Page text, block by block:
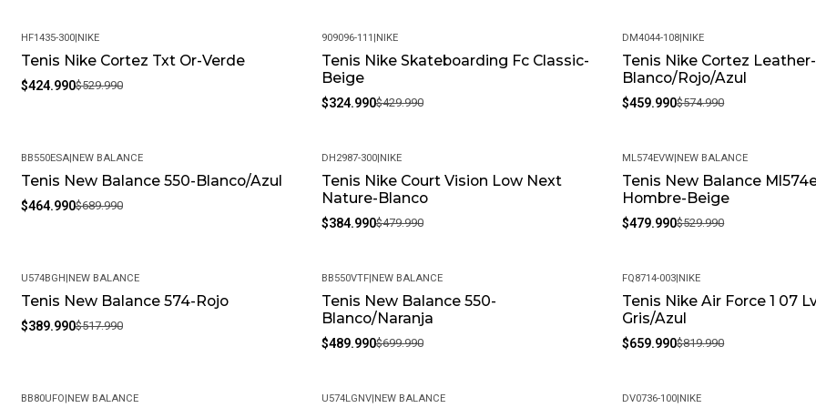
ofrecemos una política de
feliz y puedas volver a
¿Cómo debo cuidar mis
• Peso del Producto: Ligero,
-20%
HF1435-300|NIKE
Tenis Nike Cortez Txt Or-Verde
$424.990$529.990
-24%
909096-111 |NIKE
Tenis Nike Skateboarding Fc Classic-
Beige
$324.990$429.990
-20%
DM4044-108|NIKE
Tenis Nike Cortez Leather-
Blanco/Rojo/Azul
$459.990$574.990
-33%
BB550ESA|NEW BALANCE
Tenis New Balance 550-Blanco/Azul
$464.990$689.990
-20%
DH2987-300|NIKE
Tenis Nike Court Vision Low Next
Nature-Blanco
$384.990$479.990
-9%
ML574EVW|NEW BALANCE
Tenis New Balance
Hombre-Beige
$479.990$529.990
-25%
U574BGH|NEW BALANCE
Tenis New Balance 574-Rojo
$389.990$517.990
-30%
BB550VTF|NEW BALANCE
Tenis New Balance 550-
Blanco/Naranja
$489.990$699.990
-20%
FQ8714-003|NIKE
Tenis Nike Air Force 1 07
Gris/Azul
$659.990$819.990
BB80UFO|NEW BALANCE U574LGNV|NEW BALANCE DV0736-100|NIKE